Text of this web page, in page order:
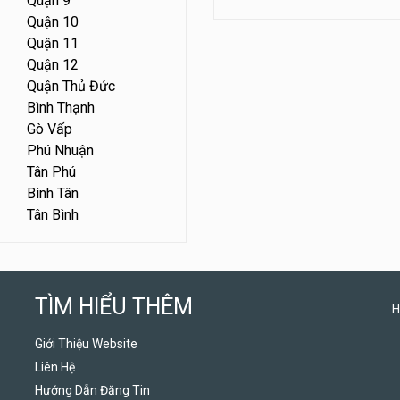
Quận 10
Quận 11
Quận 12
Quận Thủ Đức
Bình Thạnh
Gò Vấp
Phú Nhuận
Tân Phú
Bình Tân
Tân Bình
TÌM HIỂU THÊM
Giới Thiệu Website
Liên Hệ
Hướng Dẫn Đăng Tin